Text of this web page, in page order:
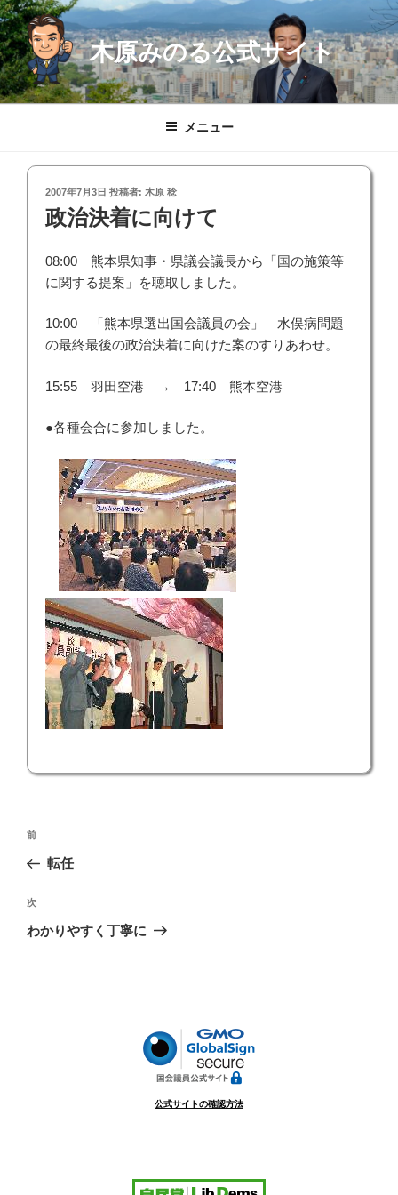
コ
ン
テ
ン
ツ
木原みのる公式サイト
メニュー
投
稿
日:
2007年7月3日 投稿者: 木原 稔
政治決着に向けて
08:00 熊本県知事・県議会議長から「国の施策等
に関する提案」を聴取しました。
10:00 「熊本県選出国会議員の会」 水俣病問題
の最終最後の政治決着に向けた案のすりあわせ。
15:55 羽田空港 → 17:40 熊本空港
●各種会合に参加しました。
投
ナ
ビ
ゲ
前
の
稿
前
転任
次
の
次
わかりやすく丁寧に
公式サイトの確認方法